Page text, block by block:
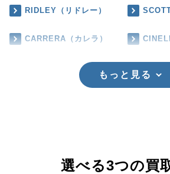
RIDLEY（リドレー）
CARRERA（カレラ）
もっと見る
選べる3つの買